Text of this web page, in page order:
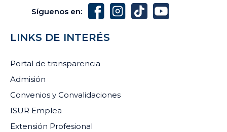
Síguenos en:
LINKS DE INTERÉS
Portal de transparencia
Admisión
Convenios y Convalidaciones
ISUR Emplea
Extensión Profesional